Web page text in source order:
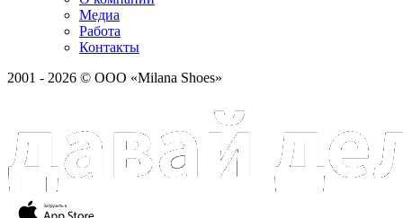
Медиа
Работа
Контакты
2001 - 2026 © ООО «Milana Shoes»